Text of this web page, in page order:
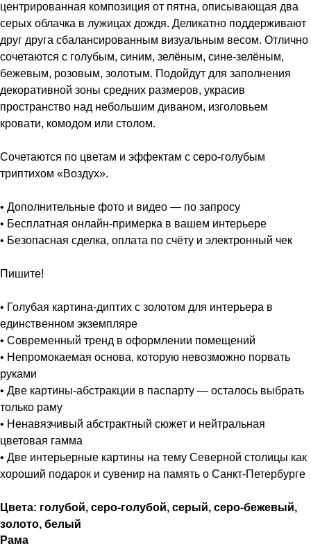
центрированная композиция от пятна, описывающая два
серых облачка в лужицах дождя. Деликатно поддерживают
друг друга сбалансированным визуальным весом. Отлично
сочетаются с голубым, синим, зелёным, сине-зелёным,
бежевым, розовым, золотым. Подойдут для заполнения
декоративной зоны средних размеров, украсив
пространство над небольшим диваном, изголовьем
кровати, комодом или столом.
Сочетаются по цветам и эффектам с серо-голубым
триптихом «Воздух».
• Дополнительные фото и видео — по запросу
• Бесплатная онлайн-примерка в вашем интерьере
• Безопасная сделка, оплата по счёту и электронный чек
Пишите!
• Голубая картина-диптих с золотом для интерьера в
единственном экземпляре
• Современный тренд в оформлении помещений
• Непромокаемая основа, которую невозможно порвать
руками
• Две картины-абстракции в паспарту — осталось выбрать
только раму
• Ненавязчивый абстрактный сюжет и нейтральная
цветовая гамма
• Две интерьерные картины на тему Северной столицы как
хороший подарок и сувенир на память о Санкт-Петербурге
Цвета: голубой, серо-голубой, серый, серо-бежевый,
золото, белый
Рама